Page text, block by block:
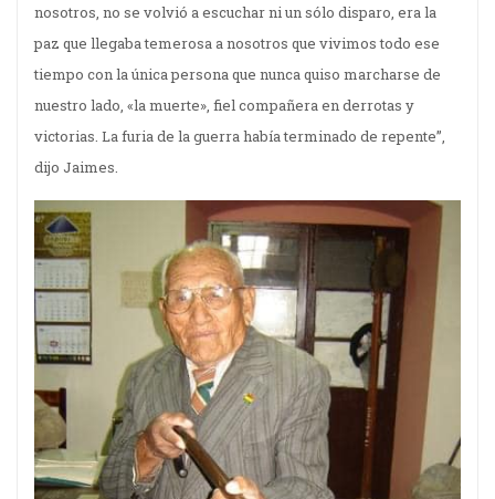
nosotros, no se volvió a escuchar ni un sólo disparo, era la
paz que llegaba temerosa a nosotros que vivimos todo ese
tiempo con la única persona que nunca quiso marcharse de
nuestro lado, «la muerte», fiel compañera en derrotas y
victorias. La furia de la guerra había terminado de repente”,
dijo Jaimes.